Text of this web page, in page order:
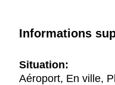
Informations
Situation:
Aéroport, En ville,